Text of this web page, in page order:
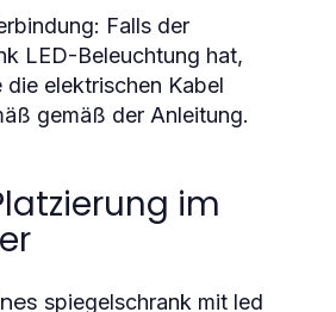
Falls der
LED-Beleuchtung hat,
die elektrischen Kabel
gemäß der Anleitung.
im
spiegelschrank mit led